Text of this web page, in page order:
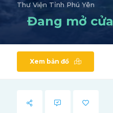
Thư Viện Tỉnh Phú Yên
Đang mở cửa
Xem bản đồ